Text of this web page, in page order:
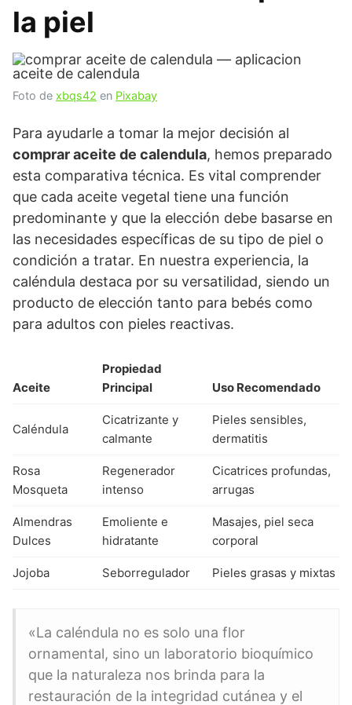
la piel
Foto de xbqs42 en Pixabay
Para ayudarle a tomar la mejor decisión al
comprar aceite de calendula, hemos preparado
esta comparativa técnica. Es vital comprender
que cada aceite vegetal tiene una función
predominante y que la elección debe basarse en
las necesidades específicas de su tipo de piel o
condición a tratar. En nuestra experiencia, la
caléndula destaca por su versatilidad, siendo un
producto de elección tanto para bebés como
para adultos con pieles reactivas.
Aceite
Propiedad
Principal
Uso Recomendado
Caléndula
Cicatrizante y
calmante
Pieles sensibles,
dermatitis
Rosa
Mosqueta
Regenerador
intenso
Cicatrices profundas,
arrugas
Almendras
Dulces
Emoliente e
hidratante
Masajes, piel seca
corporal
Jojoba Seborregulador Pieles grasas y mixtas
«La caléndula no es solo una flor
ornamental, sino un laboratorio bioquímico
que la naturaleza nos brinda para la
restauración de la integridad cutánea y el